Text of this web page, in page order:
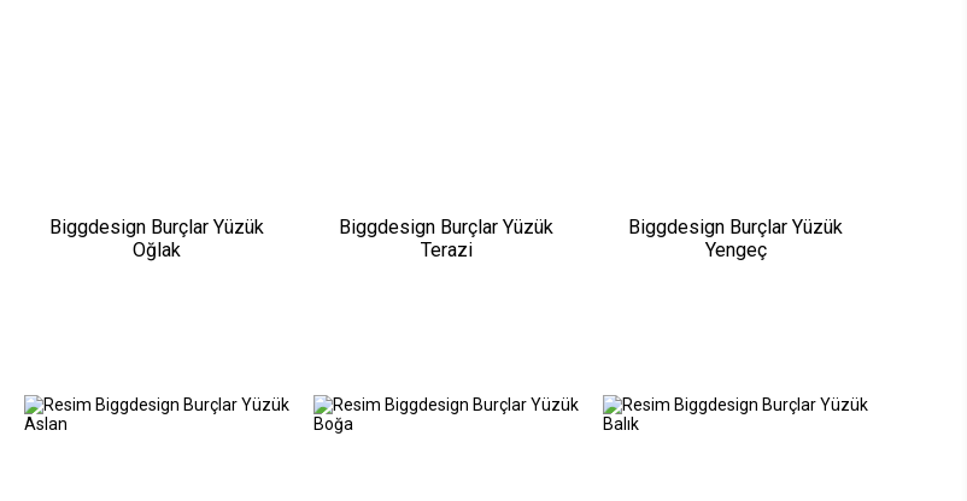
Biggdesign Burçlar Yüzük
Oğlak
Biggdesign Burçlar Yüzük
Terazi
Biggdesign Burçlar Yüzük
Yengeç